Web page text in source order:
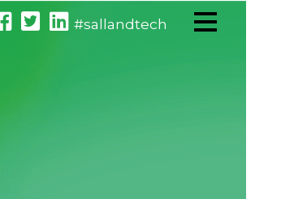
#sallandtech